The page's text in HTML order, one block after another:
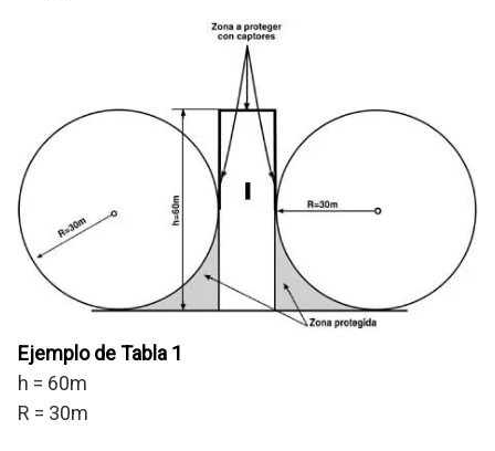
Ejemplo de Tabla 1
h = 60m
R = 30m